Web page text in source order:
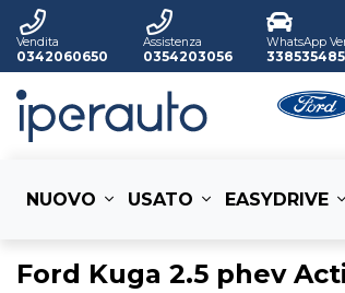
Vendita
0342060650
Assistenza
0354203056
WhatsApp
NUOVO USATO EASYDRIVE
Ford Kuga 2.5 phev